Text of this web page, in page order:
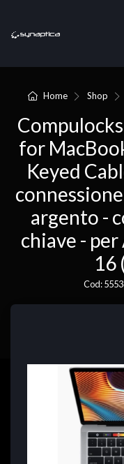
Home Shop
for
Keyed
argento -
chiave -
16
Cod: